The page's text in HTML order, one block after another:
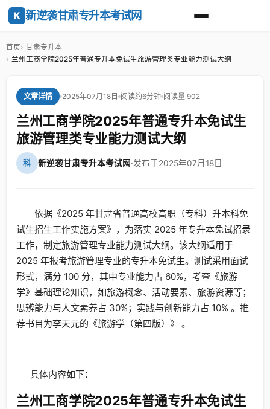
K 新逆袭甘肃专升本考试网
首页
甘肃专升本
兰州工商学院2025年普通专升本免试生旅游管理类专业能力测试大纲
文章详情 2025年07月18日 阅读约6分钟 阅读量 902
兰州工商学院2025年普通专升本免试生
旅游管理类专业能力测试大纲
科 新逆袭甘肃专升本考试网·发布于2025年07月18日
依据《2025 年甘肃省普通高校高职（专科）升本科免
试生招生工作实施方案》，为落实 2025 年专升本免试招录
工作，制定旅游管理专业能力测试大纲。该大纲适用于
2025 年报考旅游管理专业的专升本免试生。测试采用面试
形式，满分 100 分，其中专业能力占 60%，考查《旅游
学》基础理论知识，如旅游概念、活动要素、旅游资源等；
思辨能力与人文素养占 30%；实践与创新能力占 10% 。推
荐书目为李天元的《旅游学（第四版）》 。
具体内容如下：
兰州工商学院2025年普通专升本免试生